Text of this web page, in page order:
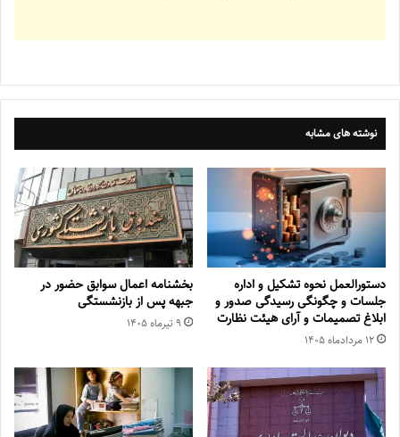
نوشته های مشابه
دستورالعمل نحوه تشکیل و اداره
جلسات و چگونگی رسیدگی صدور و
‏ابلاغ تصمیمات و‎ ‎آرای هیئت نظارت
۱۲ مرداد‌ماه ۱۴۰۵
بخشنامه اعمال سوابق حضور در
جبهه پس از بازنشستگی
۹ تیر‌ماه ۱۴۰۵